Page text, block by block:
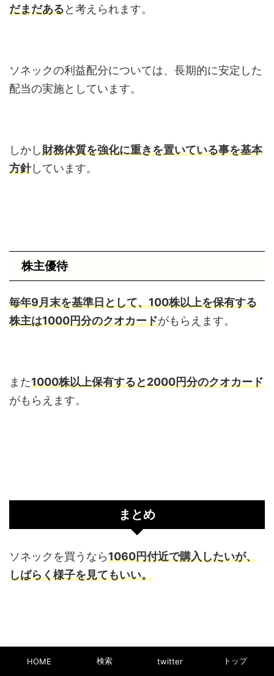
だまだあると考えられます。
ソネックの利益配分については、長期的に安定した
配当の実施としています。
しかし財務体質を強化に重きを置いている事を基本
方針しています。
株主優待
毎年9月末を基準日として、100株以上を保有する
株主は1000円分のクオカードがもらえます。
また1000株以上保有すると2000円分のクオカード
がもらえます。
まとめ
ソネックを買うなら1060円付近で購入したいが、
しばらく様子を見てもいい。
ソネックの株価は、900円台を超えて上昇をして一
HOME 検索 twitter トップ